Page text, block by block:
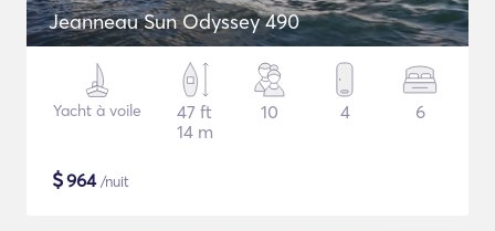
Jeanneau Sun Odyssey 490
Yacht à voile
47 ft
14 m
10 4 6
$964/nuit